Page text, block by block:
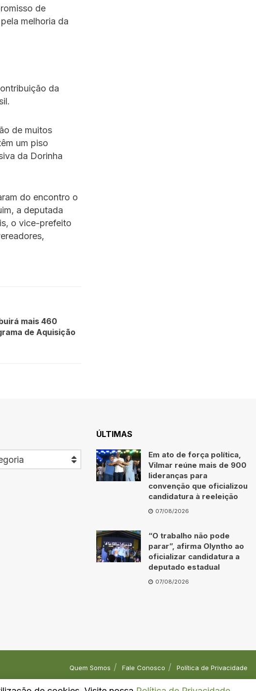
de
melhoria da
da
de muitos
um piso
da Dorinha
do encontro o
a deputada
o vice-prefeito
mais 460
de Aquisição
ÚLTIMAS
Em ato de força política,
Vilmar reúne mais de 900
lideranças para
convenção que oficializou
candidatura à reeleição
07/08/2026
“O trabalho não pode
parar”, afirma Olyntho ao
oficializar candidatura a
deputado estadual
07/08/2026
Quem Somos Fale Conosco Política de Privacidade